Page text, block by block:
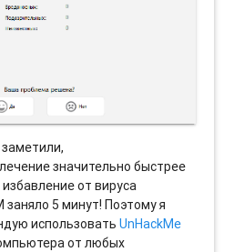
значительно быстрее
от вируса
заняло 5 минут! Поэтому я
использоватьUnHackMe
от любых